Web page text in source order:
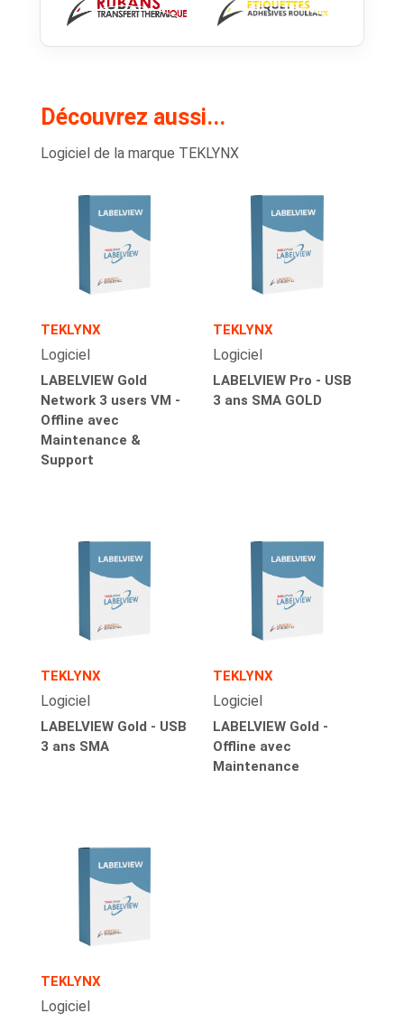
Découvrez aussi...
Logiciel de la marque TEKLYNX
TEKLYNX
Logiciel
LABELVIEW Gold
Network 3 users VM -
Offline avec
Maintenance &
Support
TEKLYNX
Logiciel
LABELVIEW Pro - USB
3 ans SMA GOLD
TEKLYNX
Logiciel
LABELVIEW Gold - USB
3 ans SMA
TEKLYNX
Logiciel
LABELVIEW Gold -
Offline avec
Maintenance
TEKLYNX
Logiciel